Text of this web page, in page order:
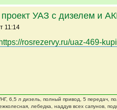
УАЗ с дизелем и
11:14
https://rosrezervy.ru/uaz-469-
6,5 л дизель, полный привод, 5 передач,
лебедка, наддув всех сапунов,